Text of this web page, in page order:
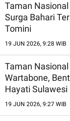
Taman
Surga Bahari
Tomini
19 JUN 2026, 9:28 WIB
Taman
Wartabone,
Hayati Sulawesi
19 JUN 2026, 9:27 WIB